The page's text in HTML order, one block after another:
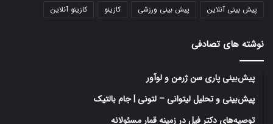
پیش بینی آنلاین
پیش بینی ورزشی کازینو کازینو آنلاین
نوشته های تصادفی
پیش‌بینی پاری سن ژرمن و لوآور
پیش‌بینی و تحلیل لیتوانی – لتونی | جام بالتیک
توصیه‌های دکتر فیل در زمینه قمار مسئولانه